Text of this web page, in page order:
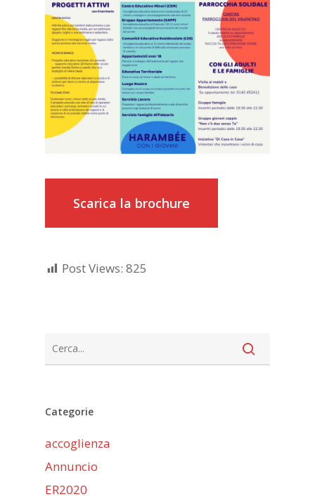
Scarica la brochure
Post Views: 825
Categorie
accoglienza
Annuncio
ER2020